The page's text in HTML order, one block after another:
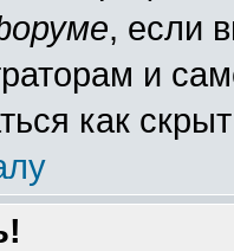
, если
и
как